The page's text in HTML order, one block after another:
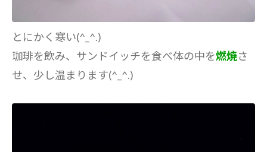
とにかく寒い(^_^.)
珈琲を飲み、サンドイッチを食べ体の中を燃焼さ
せ、少し温まります(^_^.)